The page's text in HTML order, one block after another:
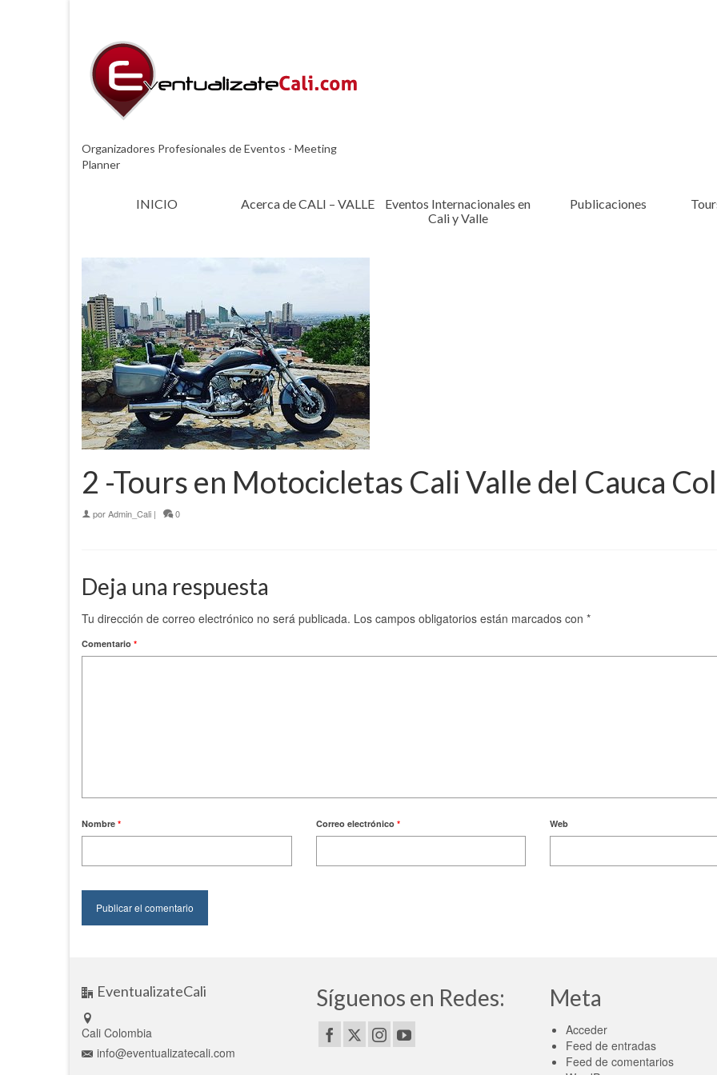
Organizadores Profesionales de Eventos - Meeting
Planner
INICIO Acerca de CALI – VALLE
Eventos Internacionales en
Cali y Valle
Publicaciones
2 -Tours en Motocicletas Cali Valle del Cauca
porAdmin_Cali | 0
Deja una respuesta
Tu dirección de correo electrónico no será publicada. Los campos obligatorios están marcados con *
Comentario *
Nombre * Correo electrónico * Web
EventualizateCali
Cali Colombia
info@eventualizatecali.com
Síguenos en Redes: Meta
Acceder
Feed de entradas
Feed de comentarios